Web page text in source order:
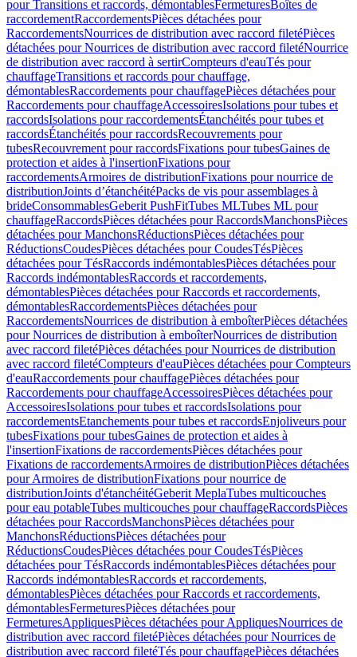
pour Transitions et raccords, démontablesFermeturesBoîtes de
raccordementRaccordementsPièces détachées pour
RaccordementsNourrices de distribution avec raccord filetéPièces
détachées pour Nourrices de distribution avec raccord filetéNourrice
de distribution avec raccord à sertirCompteurs d'eauTés pour
chauffageTransitions et raccords pour chauffage,
démontablesRaccordements pour chauffagePièces détachées pour
Raccordements pour chauffageAccessoiresIsolations pour tubes et
raccordsIsolations pour raccordementsÉtanchéités pour tubes et
raccordsÉtanchéités pour raccordsRecouvrements pour
tubesRecouvrement pour raccordsFixations pour tubesGaines de
protection et aides à l'insertionFixations pour
raccordementsArmoires de distributionFixations pour nourrice de
distributionJoints d’étanchéitéPacks de vis pour assemblages à
brideConsommablesGeberit PushFitTubes MLTubes ML pour
chauffageRaccordsPièces détachées pour RaccordsManchonsPièces
détachées pour ManchonsRéductionsPièces détachées pour
RéductionsCoudesPièces détachées pour CoudesTésPièces
détachées pour TésRaccords indémontablesPièces détachées pour
Raccords indémontablesRaccords et raccordements,
démontablesPièces détachées pour Raccords et raccordements,
démontablesRaccordementsPièces détachées pour
RaccordementsNourrices de distribution à emboîterPièces détachées
pour Nourrices de distribution à emboîterNourrices de distribution
avec raccord filetéPièces détachées pour Nourrices de distribution
avec raccord filetéCompteurs d'eauPièces détachées pour Compteurs
d'eauRaccordements pour chauffagePièces détachées pour
Raccordements pour chauffageAccessoiresPièces détachées pour
AccessoiresIsolations pour tubes et raccordsIsolations pour
raccordementsEtanchements pour tubes et raccordsEnjoliveurs pour
tubesFixations pour tubesGaines de protection et aides à
l'insertionFixations de raccordementsPièces détachées pour
Fixations de raccordementsArmoires de distributionPièces détachées
pour Armoires de distributionFixations pour nourrice de
distributionJoints d'étanchéitéGeberit MeplaTubes multicouches
pour eau potableTubes multicouches pour chauffageRaccordsPièces
détachées pour RaccordsManchonsPièces détachées pour
ManchonsRéductionsPièces détachées pour
RéductionsCoudesPièces détachées pour CoudesTésPièces
détachées pour TésRaccords indémontablesPièces détachées pour
Raccords indémontablesRaccords et raccordements,
démontablesPièces détachées pour Raccords et raccordements,
démontablesFermeturesPièces détachées pour
FermeturesAppliquesPièces détachées pour AppliquesNourrices de
distribution avec raccord filetéPièces détachées pour Nourrices de
distribution avec raccord filetéTés pour chauffagePièces détachées